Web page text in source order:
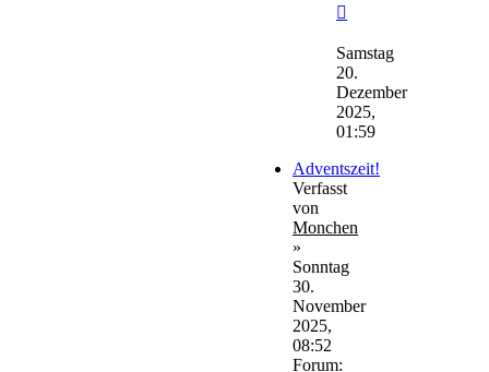
Beitrag
Samstag
20.
Dezember
2025,
01:59
Adventszeit!
Verfasst
von
Monchen
»
Sonntag
30.
November
2025,
08:52
Forum: